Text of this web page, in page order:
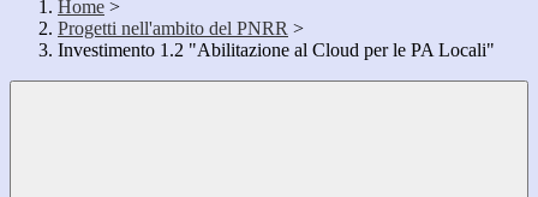
Home >
Progetti nell'ambito del PNRR >
Investimento 1.2 "Abilitazione al Cloud per le PA Locali"